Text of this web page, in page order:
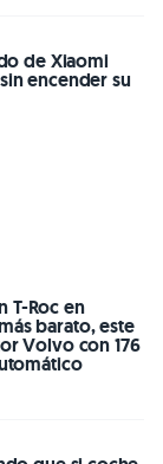
de Xiaomi
encender su
T-Roc en
barato, este
Volvo con 176